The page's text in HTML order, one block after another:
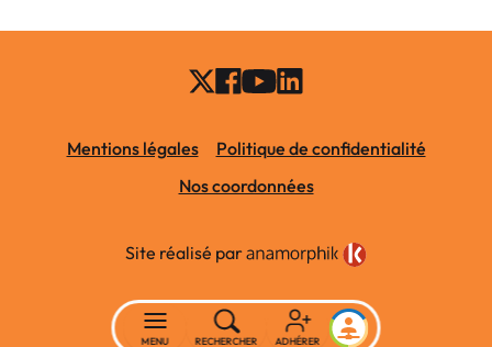
Mentions légales
Politique de confidentialité
Nos coordonnées
Site réalisé par
MENU RECHERCHER ADHÉRER